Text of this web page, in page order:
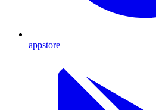
appstore